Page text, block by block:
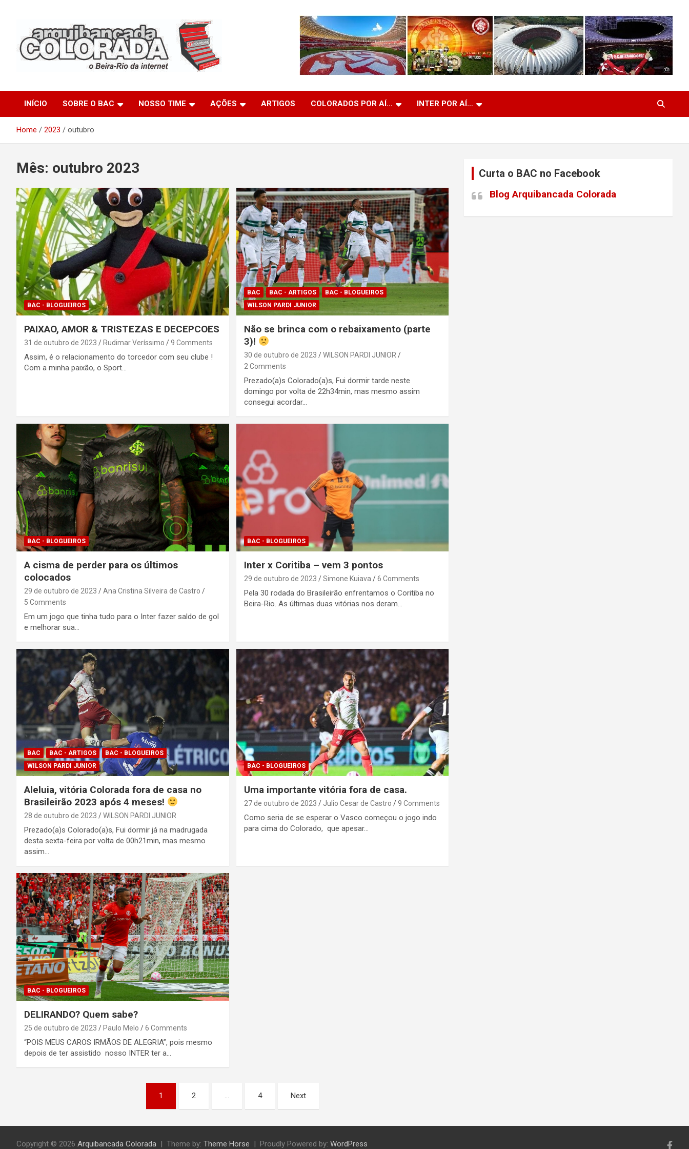
Arquibancada Colorada
INÍCIO SOBRE O BAC NOSSO TIME AÇÕES ARTIGOS COLORADOS POR AÍ… INTER POR AÍ…
Home 2023 outubro
Mês: outubro 2023
BAC - BLOGUEIROS
PAIXAO, AMOR & TRISTEZAS E DECEPCOES
31 de outubro de 2023 Rudimar Veríssimo 9 Comments
Assim, é o relacionamento do torcedor com seu clube !
Com a minha paixão, o Sport…
BAC BAC - ARTIGOS
BAC - BLOGUEIROS
WILSON PARDI JUNIOR
Não se brinca com o rebaixamento (parte
3)!
30 de outubro de 2023
WILSON PARDI JUNIOR
2 Comments
Prezado(a)s Colorado(a)s, Fui dormir tarde neste
domingo por volta de 22h34min, mas mesmo assim
consegui acordar…
BAC - BLOGUEIROS
A cisma de perder para os últimos
colocados
29 de outubro de 2023
Ana Cristina Silveira de Castro
5 Comments
Em um jogo que tinha tudo para o Inter fazer saldo de gol
e melhorar sua…
BAC - BLOGUEIROS
Inter x Coritiba – vem 3 pontos
29 de outubro de 2023 Simone Kuiava 6 Comments
Pela 30 rodada do Brasileirão enfrentamos o Coritiba no
Beira-Rio. As últimas duas vitórias nos deram…
BAC BAC - ARTIGOS
BAC - BLOGUEIROS
WILSON PARDI JUNIOR
Aleluia, vitória Colorada fora de casa no
Brasileirão 2023 após 4 meses!
28 de outubro de 2023 WILSON PARDI JUNIOR
Prezado(a)s Colorado(a)s, Fui dormir já na madrugada
desta sexta-feira por volta de 00h21min, mas mesmo
assim…
BAC - BLOGUEIROS
Uma importante vitória fora de casa.
27 de outubro de 2023 Julio Cesar de Castro 9 Comments
Como seria de se esperar o Vasco começou o jogo indo
para cima do Colorado, que apesar…
BAC - BLOGUEIROS
DELIRANDO? Quem sabe?
25 de outubro de 2023 Paulo Melo 6 Comments
“POIS MEUS CAROS IRMÃOS DE ALEGRIA”, pois mesmo
depois de ter assistido nosso INTER ter a…
1 2 … 4 Next
Curta o BAC no Facebook
Blog Arquibancada Colorada
Copyright © 2026 Arquibancada Colorada Theme by: Theme Horse Proudly Powered by: WordPress